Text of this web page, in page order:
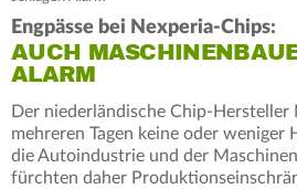
Engpässe bei Nexperia-Chips:
AUCH
ALARM
Der niederländische Chip-
mehreren Tagen keine oder weniger
die Autoindustrie und der
fürchten daher